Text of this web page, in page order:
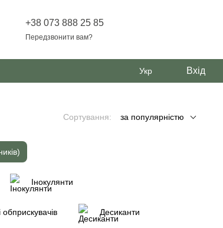
+38 073 888 25 85
Передзвонити вам?
Укр Вхід
Сортування: за популярністю
Інокулянти
Десиканти